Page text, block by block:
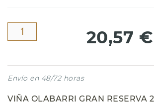
20,57 €
Envío en 48/72 horas
VIÑA OLABARRI GRAN RESERVA